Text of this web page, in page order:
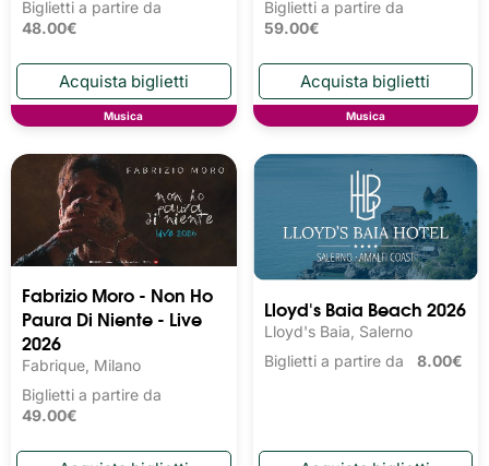
Biglietti a partire da
48.00€
Musica
Biglietti a partire da
59.00€
Musica
Fabrizio Moro - Non Ho
Paura Di Niente - Live
2026
Fabrique, Milano
Biglietti a partire da
49.00€
Lloyd's Baia Beach 2026
Lloyd's Baia, Salerno
Biglietti a partire da 8.00€